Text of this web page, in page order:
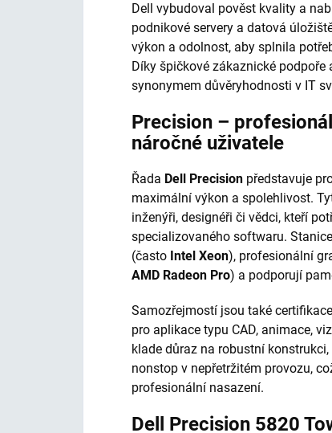
Dell vybudoval pověst kvality a
podnikové servery a datová
výkon a odolnost, aby splnila
Díky špičkové zákaznické
synonymem důvěryhodnosti v IT
Precision –
náročné uživatele
Řada Dell Precision představuje
maximální výkon a spolehlivost.
inženýři, designéři či vědci, kteří
specializovaného softwaru.
(často Intel Xeon), profesionální
AMD Radeon Pro) a podporují
Samozřejmostí jsou také
pro aplikace typu CAD, animace,
klade důraz na robustní
nonstop v nepřetržitém provozu,
profesionální nasazení.
Dell Precision 5820